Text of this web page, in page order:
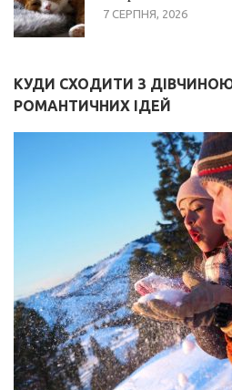
7 СЕРПНЯ, 2026
КУДИ СХОДИТИ З ДІВЧИНОЮ
РОМАНТИЧНИХ ІДЕЙ